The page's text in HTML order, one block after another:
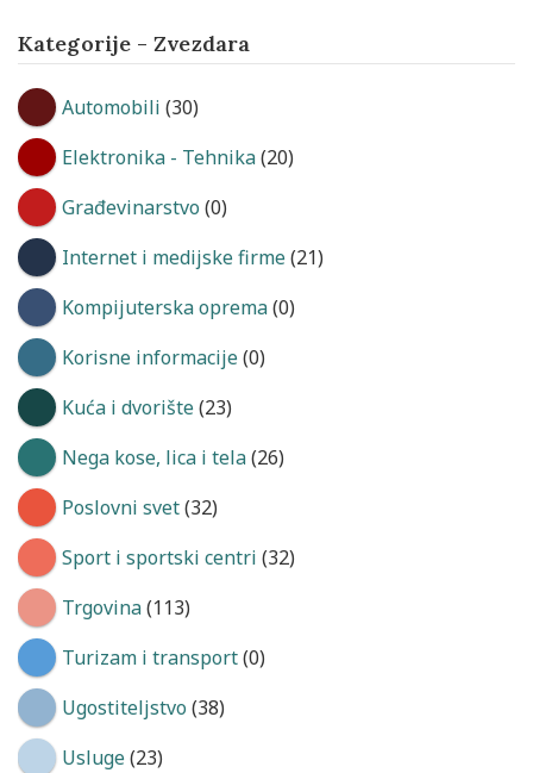
Kategorije - Zvezdara
Automobili (30)
Elektronika - Tehnika(20)
Građevinarstvo (0)
Internet i medijske firme(21)
Kompijuterska oprema(0)
Korisne informacije(0)
Kuća i dvorište(23)
Nega kose, lica i tela(26)
Poslovni svet(32)
Sport i sportski centri (32)
Trgovina(113)
Turizam i transport(0)
Ugostiteljstvo (38)
Usluge(23)